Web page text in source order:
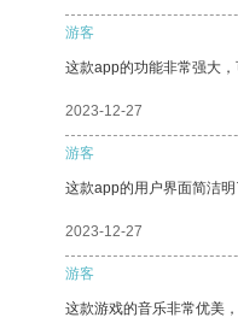
游客
这款app的功能非常强大
2023-12-27
游客
这款app的用户界面简洁
2023-12-27
游客
这款游戏的音乐非常优美